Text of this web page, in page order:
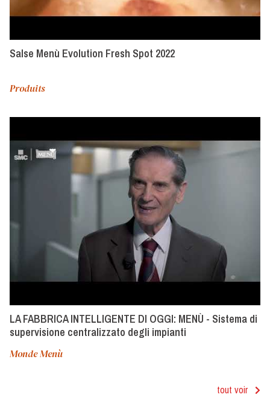
Salse Menù Evolution Fresh Spot 2022
Produits
LA FABBRICA INTELLIGENTE DI OGGI: MENÙ - Sistema di
supervisione centralizzato degli impianti
Monde Menù
tout voir